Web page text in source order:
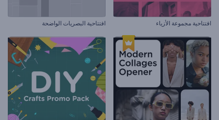
افتتاحية مجموعة الأزياء افتتاحية البصريات الواضحة